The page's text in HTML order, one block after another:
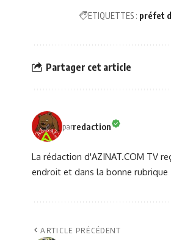
ETIQUETTES : préfet
Partager cet article
parredaction
La rédaction d'AZINAT.COM TV
endroit et dans la bonne rubrique
ARTICLE PRÉCÉDENT